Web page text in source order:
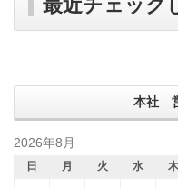
最近チェック
本社
2026年8月
日 月 火 水 木